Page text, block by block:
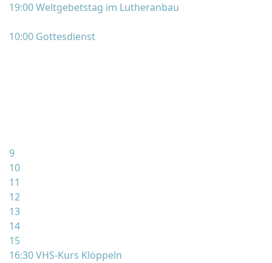
19:00 Weltgebetstag im Lutheranbau
10:00 Gottesdienst
9
10
11
12
13
14
15
16:30 VHS-Kurs Klöppeln